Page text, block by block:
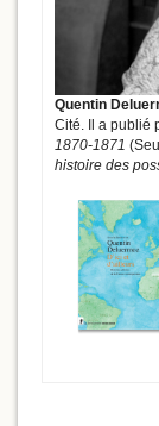
Quentin
Cité. Il a publié
1870-1871
histoire des